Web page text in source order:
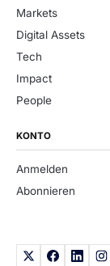
Markets
Digital Assets
Tech
Impact
People
KONTO
Anmelden
Abonnieren